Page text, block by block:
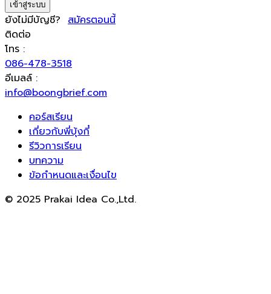
เข้าสู่ระบบ
ยังไม่มีบัญชี? สมัครตอนนี้
ติดต่อ
โทร :
086-478-3518
อีเมลล์ :
info@boongbrief.com
คอร์สเรียน
เกี่ยวกับพี่บุ้งกี๋
รีวิวการเรียน
บทความ
ข้อกำหนดและเงื่อนไข
© 2025 Prakai Idea Co.,Ltd.